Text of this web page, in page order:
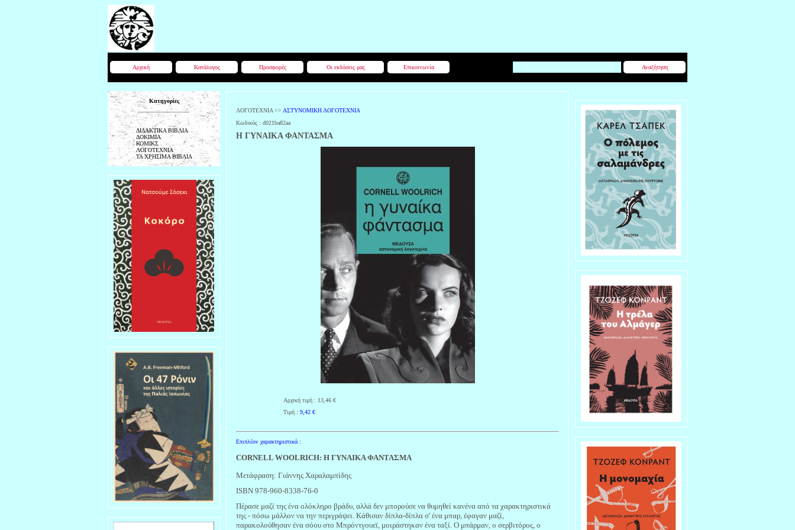
Αρχική Κατάλογος Προσφορές Οι εκδόσεις μας Επικοινωνία Αναζήτηση
Κατηγορίες
ΔΙΔΑΚΤΙΚΑ ΒΙΒΛΙΑ
ΔΟΚΙΜΙΑ
ΚΟΜΙΚΣ
ΛΟΓΟΤΕΧΝΙΑ
ΤΑ ΧΡΗΣΙΜΑ ΒΙΒΛΙΑ
ΛΟΓΟΤΕΧΝΙΑ >> ΑΣΤΥΝΟΜΙΚΗ ΛΟΓΟΤΕΧΝΙΑ
Κωδικός : d021ba82aa
Η ΓΥΝΑΙΚΑ ΦΑΝΤΑΣΜΑ
Αρχική τιμή : 13,46 €
Τιμή : 9,42 €
Επιπλέον χαρακτηριστικά :
CORNELL WOOLRICH: Η ΓΥΝΑΙΚΑ ΦΑΝΤΑΣΜΑ
Μετάφραση: Γιάννης Χαραλαμπίδης
ISBN 978-960-8338-76-0
Πέρασε μαζί της ένα ολόκληρο βράδυ, αλλά δεν μπορούσε να θυμηθεί κανένα από τα χαρακτηριστικά
της - πόσω μάλλον να την περιγράψει. Κάθισαν δίπλα-δίπλα σ' ένα μπαρ, έφαγαν μαζί,
παρακολούθησαν ένα σόου στο Μπρόντγουεϊ, μοιράστηκαν ένα ταξί. Ο μπάρμαν, ο σερβιτόρος, ο